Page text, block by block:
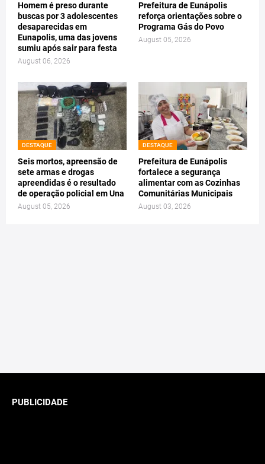
Homem é preso durante
buscas por 3 adolescentes
desaparecidas em
Eunapolis, uma das jovens
sumiu após sair para festa
August 06, 2026
Prefeitura de Eunápolis
reforça orientações sobre o
Programa Gás do Povo
August 05, 2026
DESTAQUE
Seis mortos, apreensão de
sete armas e drogas
apreendidas é o resultado
de operação policial em Una
August 05, 2026
DESTAQUE
Prefeitura de Eunápolis
fortalece a segurança
alimentar com as Cozinhas
Comunitárias Municipais
August 03, 2026
PUBLICIDADE